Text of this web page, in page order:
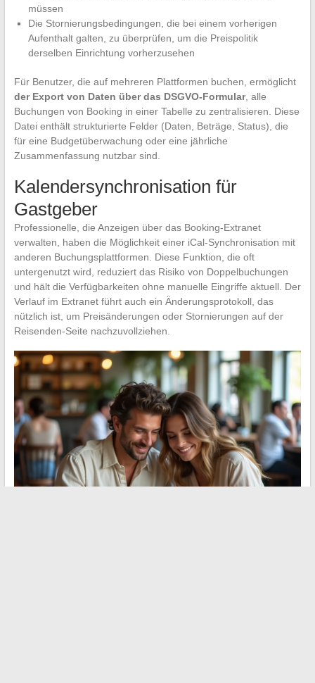
müssen
Die Stornierungsbedingungen, die bei einem vorherigen
Aufenthalt galten, zu überprüfen, um die Preispolitik
derselben Einrichtung vorherzusehen
Für Benutzer, die auf mehreren Plattformen buchen, ermöglicht
der Export von Daten über das DSGVO-Formular, alle
Buchungen von Booking in einer Tabelle zu zentralisieren. Diese
Datei enthält strukturierte Felder (Daten, Beträge, Status), die
für eine Budgetüberwachung oder eine jährliche
Zusammenfassung nutzbar sind.
Kalendersynchronisation für
Gastgeber
Professionelle, die Anzeigen über das Booking-Extranet
verwalten, haben die Möglichkeit einer iCal-Synchronisation mit
anderen Buchungsplattformen. Diese Funktion, die oft
untergenutzt wird, reduziert das Risiko von Doppelbuchungen
und hält die Verfügbarkeiten ohne manuelle Eingriffe aktuell. Der
Verlauf im Extranet führt auch ein Änderungsprotokoll, das
nützlich ist, um Preisänderungen oder Stornierungen auf der
Reisenden-Seite nachzuvollziehen.